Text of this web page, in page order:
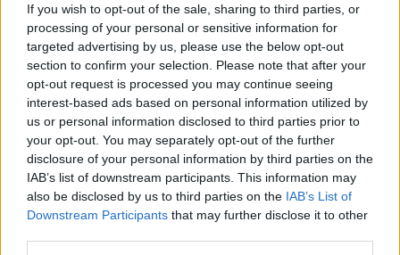
If you wish to opt-out of the sale, sharing to third parties, or
processing of your personal or sensitive information for
targeted advertising by us, please use the below opt-out
section to confirm your selection. Please note that after your
opt-out request is processed you may continue seeing
interest-based ads based on personal information utilized by
us or personal information disclosed to third parties prior to
your opt-out. You may separately opt-out of the further
disclosure of your personal information by third parties on the
IAB’s list of downstream participants. This information may
also be disclosed by us to third parties on the IAB’s List of
Downstream Participants that may further disclose it to other